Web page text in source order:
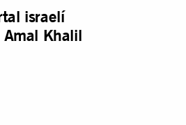
israelí
Khalil